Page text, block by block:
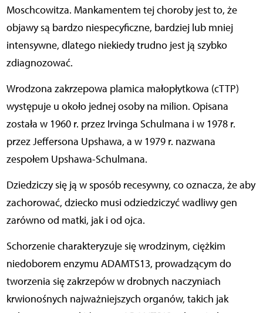
Moschcowitza. Mankamentem tej choroby jest to, że
objawy są bardzo niespecyficzne, bardziej lub mniej
intensywne, dlatego niekiedy trudno jest ją szybko
zdiagnozować.
Wrodzona zakrzepowa plamica małopłytkowa (cTTP)
występuje u około jednej osoby na milion. Opisana
została w 1960 r. przez Irvinga Schulmana i w 1978 r.
przez Jeffersona Upshawa, a w 1979 r. nazwana
zespołem Upshawa-Schulmana.
Dziedziczy się ją w sposób recesywny, co oznacza, że aby
zachorować, dziecko musi odziedziczyć wadliwy gen
zarówno od matki, jak i od ojca.
Schorzenie charakteryzuje się wrodzinym, ciężkim
niedoborem enzymu ADAMTS13, prowadzącym do
tworzenia się zakrzepów w drobnych naczyniach
krwionośnych najważniejszych organów, takich jak